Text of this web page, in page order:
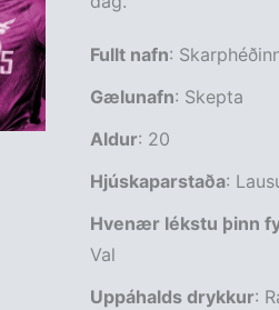
Fullt nafn:
Gælunafn: Skepta
Aldur: 20
Hjúskaparstaða:
Hvenær lékstu þinn
Val
Uppáhalds drykkur: